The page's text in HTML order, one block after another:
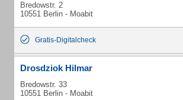
Bredowstr. 2
10551 Berlin - Moabit
Gratis-Digitalcheck
Drosdziok Hilmar
Bredowstr. 33
10551 Berlin - Moabit